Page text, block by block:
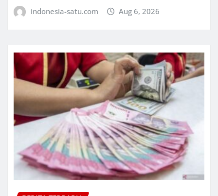
indonesia-satu.com Aug 6, 2026